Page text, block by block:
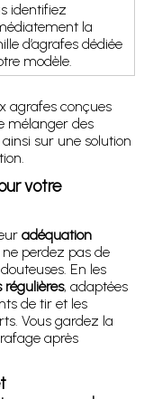
identifiez
la
d’agrafes dédiée
modèle.
agrafes conçues
mélanger des
sur une solution
votre
adéquation
perdez pas de
En les
régulières, adaptées
de tir et les
Vous gardez la
après